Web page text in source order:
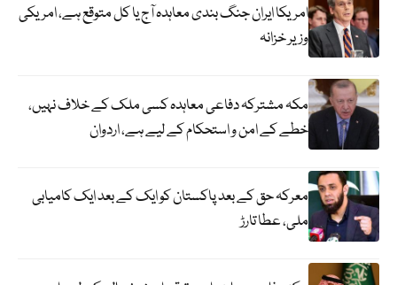
امریکا ایران جنگ بندی معاہدہ آج یا کل متوقع ہے، امریکی
وزیر خزانہ
مکہ مشترکہ دفاعی معاہدہ کسی ملک کے خلاف نہیں،
خطے کے امن و استحکام کے لیے ہے، اردوان
معرکہ حق کے بعد پاکستان کو ایک کے بعد ایک کامیابی
ملی، عطا تارڑ